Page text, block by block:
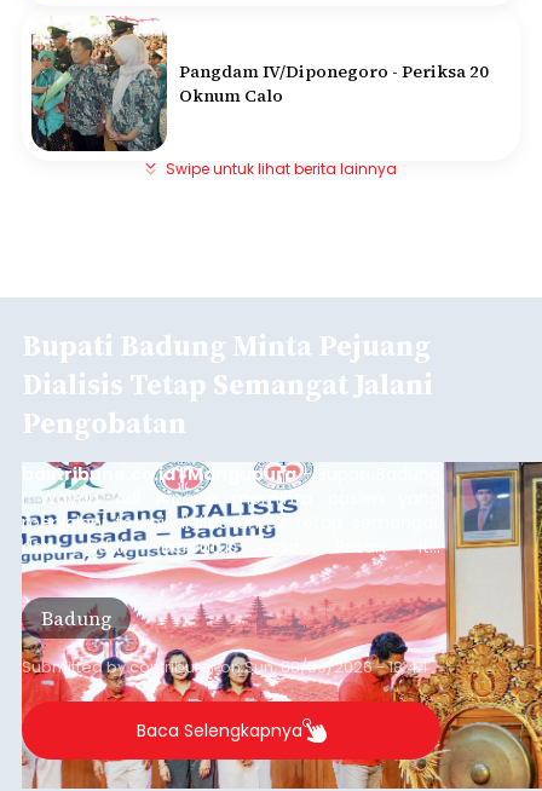
Pangdam IV/Diponegoro - Periksa 20
Oknum Calo
Swipe untuk lihat berita lainnya
Bupati Badung Minta Pejuang
Dialisis Tetap Semangat Jalani
Pengobatan
balitribune.co.id | Mangupura- Bupati Badung
I Wayan Adi Arnawa meminta pasien yang
menjalani terapi dialisis untuk tetap semangat
dan tidak berputus asa. Pesan itu
disampaikannya saat menghadiri Sarasehan
Pejuang Dialisis yang digelar RSD Mangusada di
Ruang Kertha Gosana, Puspem Badung, Minggu
(9/8/2026).
Badung
Submitted bycontributoronSun, 08/09/2026 - 18:44
Baca Selengkapnya